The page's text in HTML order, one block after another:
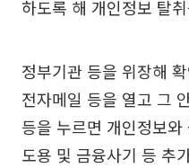
하도록 해 개인정보 탈
정부기관 등을 위장해
전자메일 등을 열고 그
등을 누르면 개인정보
도용 및 금융사기 등 추